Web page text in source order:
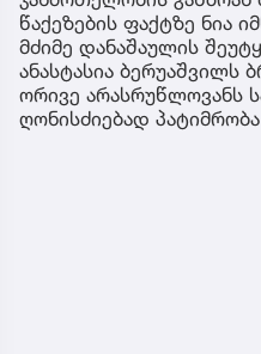
წაქეზების ფაქტზე ნია
მძიმე დანაშაულის
ანასტასია ბერუაშვილს
ორივე არასრუწლოვანს
ღონისძიებად